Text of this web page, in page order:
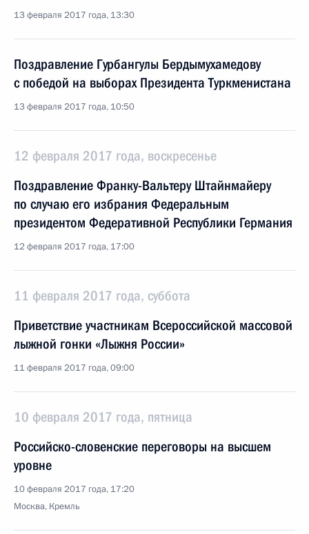
13 февраля 2017 года, 13:30
Поздравление Гурбангулы Бердымухамедову
с победой на выборах Президента Туркменистана
13 февраля 2017 года, 10:50
12 февраля 2017 года, воскресенье
Поздравление Франку-Вальтеру Штайнмайеру
по случаю его избрания Федеральным
президентом Федеративной Республики Германия
12 февраля 2017 года, 17:00
11 февраля 2017 года, суббота
Приветствие участникам Всероссийской массовой
лыжной гонки «Лыжня России»
11 февраля 2017 года, 09:00
10 февраля 2017 года, пятница
Российско-словенские переговоры на высшем
уровне
10 февраля 2017 года, 17:20
Москва, Кремль